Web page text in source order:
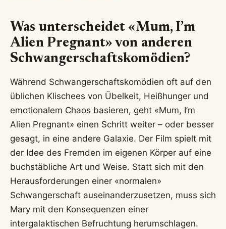
Was unterscheidet «Mum, I’m
Alien Pregnant» von anderen
Schwangerschaftskomödien?
Während Schwangerschaftskomödien oft auf den
üblichen Klischees von Übelkeit, Heißhunger und
emotionalem Chaos basieren, geht «Mum, I’m
Alien Pregnant» einen Schritt weiter – oder besser
gesagt, in eine andere Galaxie. Der Film spielt mit
der Idee des Fremden im eigenen Körper auf eine
buchstäbliche Art und Weise. Statt sich mit den
Herausforderungen einer «normalen»
Schwangerschaft auseinanderzusetzen, muss sich
Mary mit den Konsequenzen einer
intergalaktischen Befruchtung herumschlagen.